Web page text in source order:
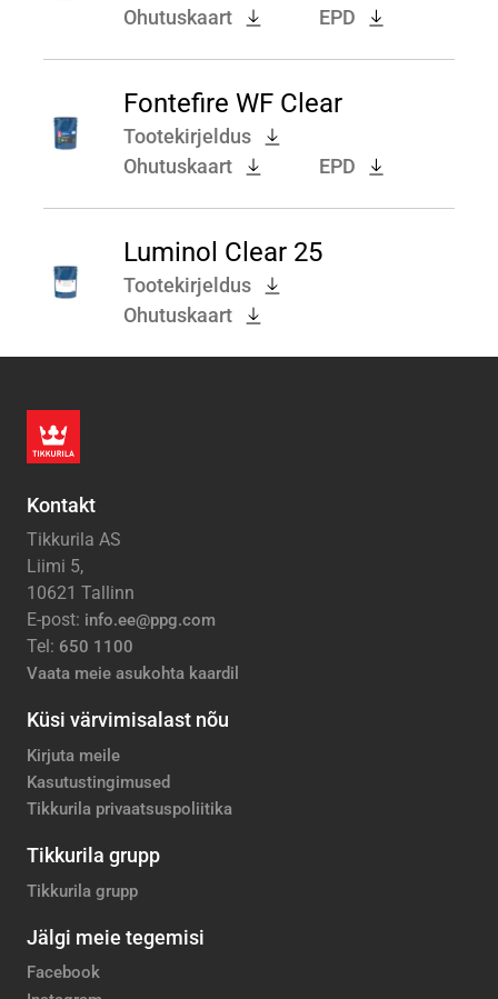
Ohutuskaart
EPD
Fontefire WF Clear
Tootekirjeldus
Ohutuskaart
EPD
Luminol Clear 25
Tootekirjeldus
Ohutuskaart
Kontakt
Tikkurila AS
Liimi 5,
10621 Tallinn
E-post: info.ee@ppg.com
Tel: 650 1100
Vaata meie asukohta kaardil
Küsi värvimisalast nõu
Kirjuta meile
Kasutustingimused
Tikkurila privaatsuspoliitika
Tikkurila grupp
Tikkurila grupp
Jälgi meie tegemisi
Facebook